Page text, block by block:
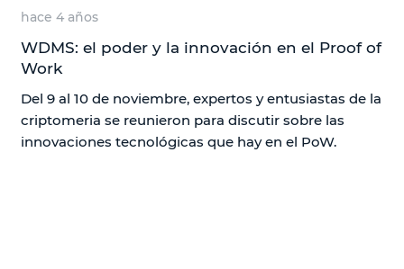
hace 4 años
WDMS: el poder y la innovación en el Proof of
Work
Del 9 al 10 de noviembre, expertos y entusiastas de la
criptomeria se reunieron para discutir sobre las
innovaciones tecnológicas que hay en el PoW.